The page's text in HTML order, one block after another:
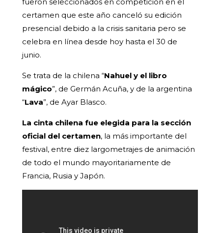
certamen que este año canceló su edición
presencial debido a la crisis sanitaria pero se
celebra en línea desde hoy hasta el 30 de
junio.
Se trata de la chilena “Nahuel y el libro
mágico”, de Germán Acuña, y de la argentina
“Lava”, de Ayar Blasco.
La cinta chilena fue elegida para la sección
oficial del certamen, la más importante del
festival, entre diez largometrajes de animación
de todo el mundo mayoritariamente de
Francia, Rusia y Japón.